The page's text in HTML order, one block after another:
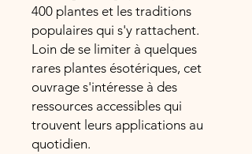
400 plantes et les traditions
populaires qui s'y rattachent.
Loin de se limiter à quelques
rares plantes ésotériques, cet
ouvrage s'intéresse à des
ressources accessibles qui
trouvent leurs applications au
quotidien.